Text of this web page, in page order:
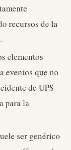
recursos de la
elementos
eventos que no
de UPS
para la
ser genérico